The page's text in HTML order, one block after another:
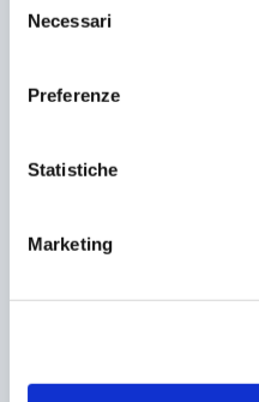
delNecessari
Preferenze
Statistiche
Marketing
NEXT GENERATION